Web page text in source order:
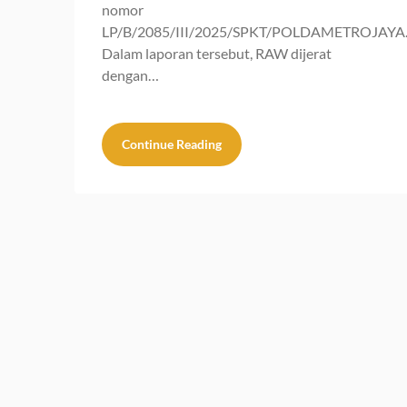
nomor
LP/B/2085/III/2025/SPKT/POLDAMETROJAYA.
Dalam laporan tersebut, RAW dijerat
dengan…
Continue Reading